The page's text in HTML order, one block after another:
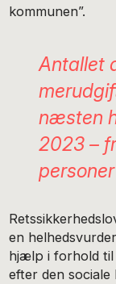
kommunen”.
Antallet
næsten
2023 –
personer
en
hjælp i forhold til
efter den sociale